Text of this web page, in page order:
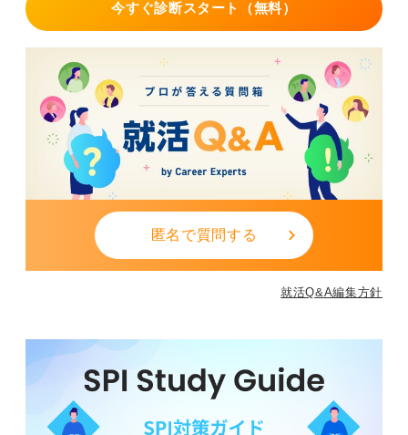
今すぐ診断スタート（無料）
匿名で質問する
就活Q&A編集方針